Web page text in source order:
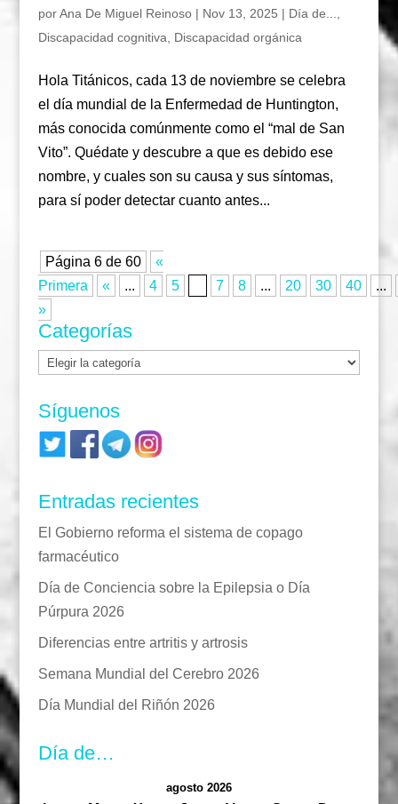
porAna De Miguel Reinoso| Nov 13, 2025 | Día de...
Discapacidad cognitiva
Discapacidad orgánica
Hola Titánicos, cada 13 de noviembre se celebra
el día mundial de la Enfermedad de Huntington,
más conocida comúnmente como el “mal de San
Vito”. Quédate y descubre a que es debido ese
nombre, y cuales son su causa y sus síntomas,
para sí poder detectar cuanto antes...
Página 6 de 60
«
Primera
« ... 4 5 7 8 ... 20 30 40
...
»
Categorías
Categorías
Síguenos
Entradas recientes
El Gobierno reforma el sistema de copago
farmacéutico
Día de Conciencia sobre la Epilepsia o Día
Púrpura 2026
Diferencias entre artritis y artrosis
Semana Mundial del Cerebro 2026
Día Mundial del Riñón 2026
Día de…
agosto 2026